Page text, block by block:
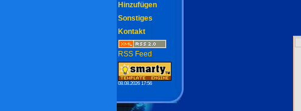
Hinzufügen
Sonstiges
Kontakt
RSS Feed
08.08.2026 17:56